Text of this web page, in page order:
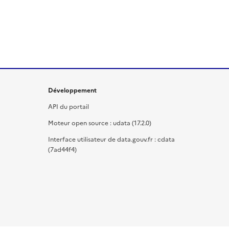
Développement
API du portail
Moteur open source : udata (17.2.0)
Interface utilisateur de data.gouv.fr : cdata
(7ad44f4)